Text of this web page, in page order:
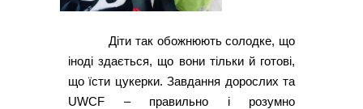
Діти так обожнюють солодке, що
іноді здається, що вони тільки й готові,
що їсти цукерки. Завдання дорослих та
UWCF – правильно і розумно